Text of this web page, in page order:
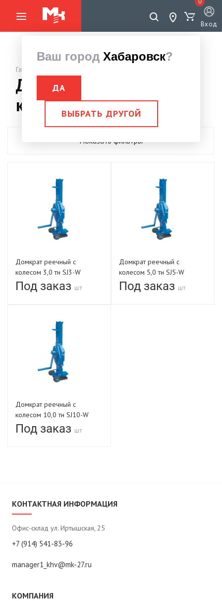
Ваш город Хабаровск?
ДА
ВЫБРАТЬ ДРУГОЙ
Вход
Главная страница
Домкрат реечный с
колесом
Показать фильтры
Домкрат реечный с
колесом 3,0 тн SJ3-W
Под заказ шт
Домкрат реечный с
колесом 5,0 тн SJ5-W
Под заказ шт
Домкрат реечный с
колесом 10,0 тн SJ10-W
Под заказ шт
КОНТАКТНАЯ ИНФОРМАЦИЯ
Офис-склад ул. Иртышская, 25
+7 (914) 541-83-96
manager1_khv@mk-27.ru
КОМПАНИЯ